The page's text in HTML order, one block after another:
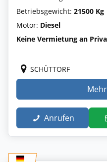
Betriebsgewicht: 21500 Kg
Motor: Diesel
Keine Vermietung an
SCHÜTTORF
Anrufen